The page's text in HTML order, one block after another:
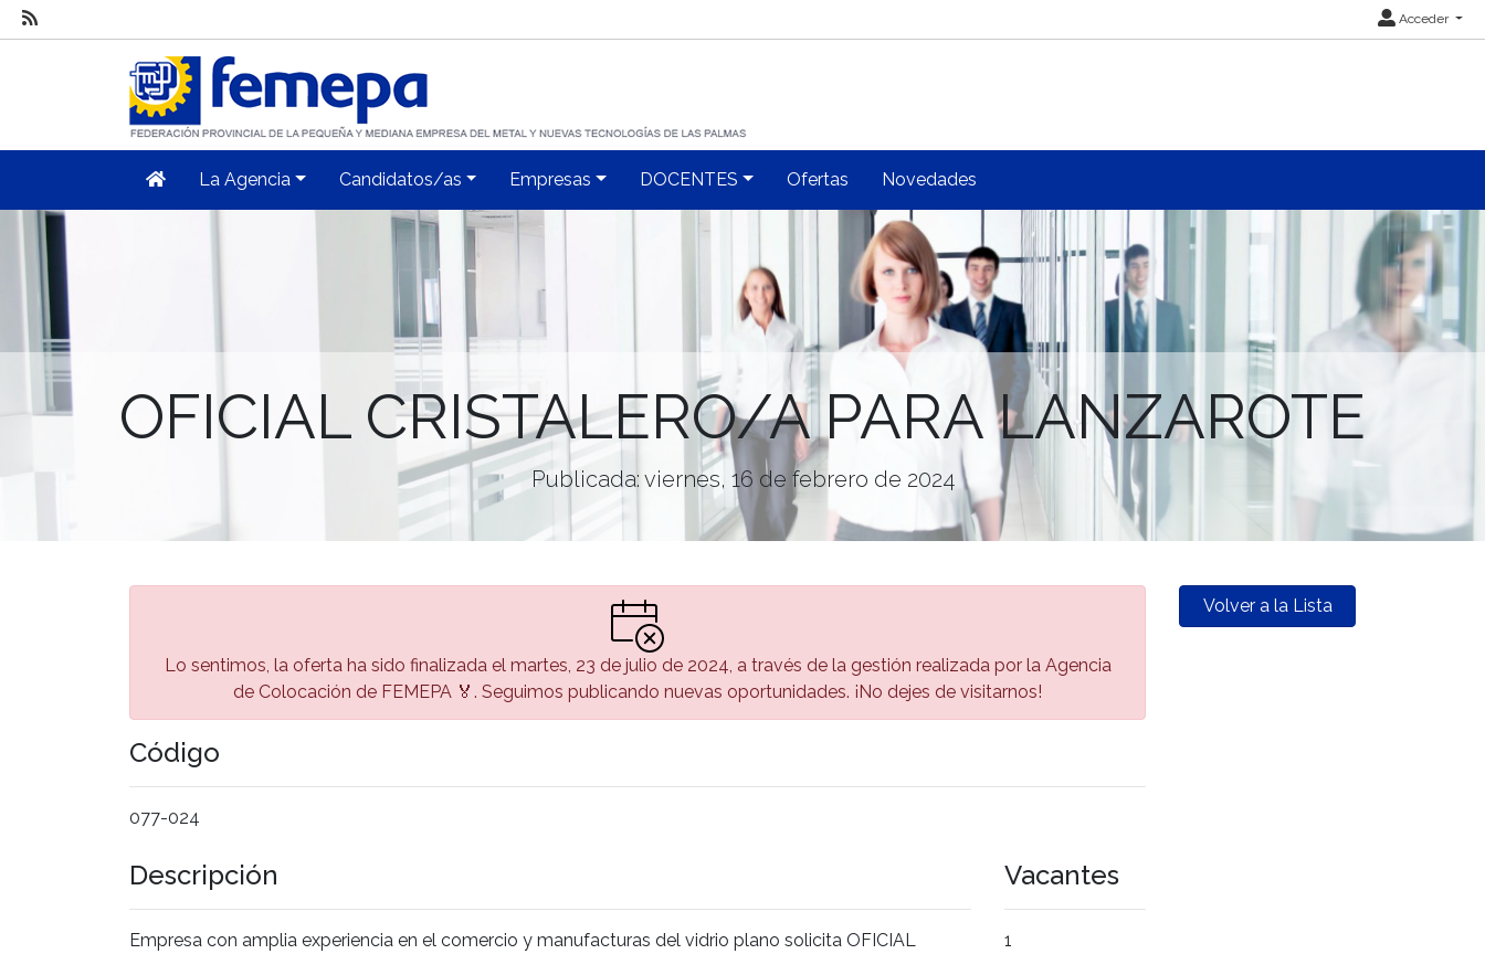
Acceder
La Agencia Candidatos/as Empresas DOCENTES Ofertas Novedades
OFICIAL CRISTALERO/A PARA LANZAROTE
Publicada: viernes, 16 de febrero de 2024
Lo sentimos, la oferta ha sido finalizada el martes, 23 de julio de 2024, a través de la gestión realizada por la Agencia
de Colocación de FEMEPA 🏅. Seguimos publicando nuevas oportunidades. ¡No dejes de visitarnos!
Código
077-024
Descripción
Empresa con amplia experiencia en el comercio y manufacturas del vidrio plano solicita OFICIAL
Vacantes
1
Volver a la Lista